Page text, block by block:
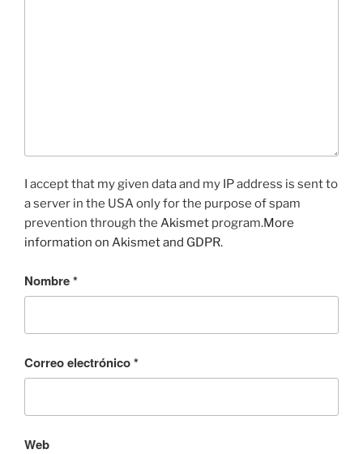
I accept that my given data and my IP address is sent to
a server in the USA only for the purpose of spam
prevention through the Akismet program.More
information on Akismet and GDPR.
Nombre*
Correo electrónico*
Web